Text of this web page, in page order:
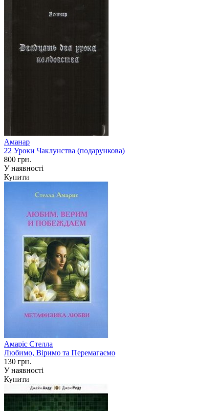
Аманар
22 Уроки Чаклунства (подарункова)
800 грн.
У наявності
Купити
Амаріс Стелла
Любимо, Віримо та Перемагаємо
130 грн.
У наявності
Купити